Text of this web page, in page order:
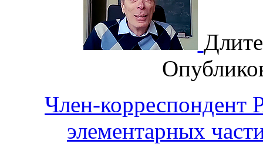
Член-
элементарных